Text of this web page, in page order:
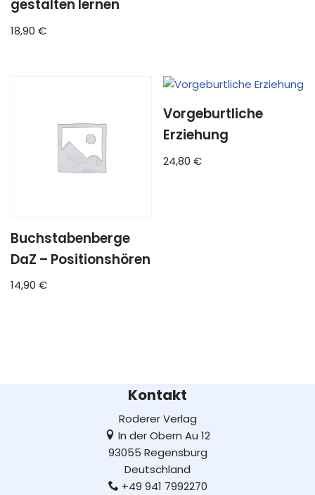
gestalten lernen
18,90 €
Buchstabenberge
DaZ – Positionshören
14,90 €
Vorgeburtliche
Erziehung
24,80€
Kontakt
Roderer Verlag
In der Obern Au 12
93055 Regensburg
Deutschland
+49 941 7992270